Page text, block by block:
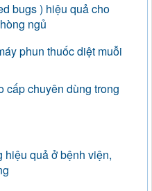
bugs ) hiệu quả cho
ngủ
phun thuốc diệt muỗi
cấp chuyên dùng trong
hiệu quả ở bệnh viện,